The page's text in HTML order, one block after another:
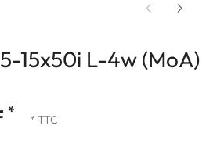
15x50i L-4w (MoA)
* * TTC